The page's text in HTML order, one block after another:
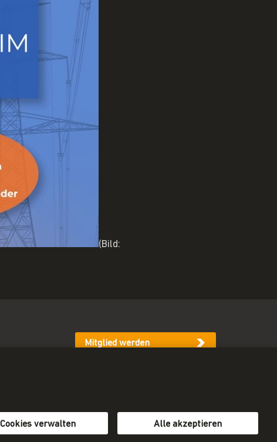
(Bild:
Mitglied werden
Cookies verwalten Alle akzeptieren